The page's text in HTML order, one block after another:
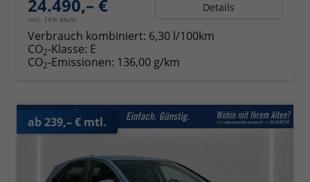
24.490,– €
incl. 19% MwSt.
Details
Verbrauch kombiniert: 6,30 l/100km
CO2-Klasse: E
CO2-Emissionen: 136,00 g/km
ab 239,– € mtl.